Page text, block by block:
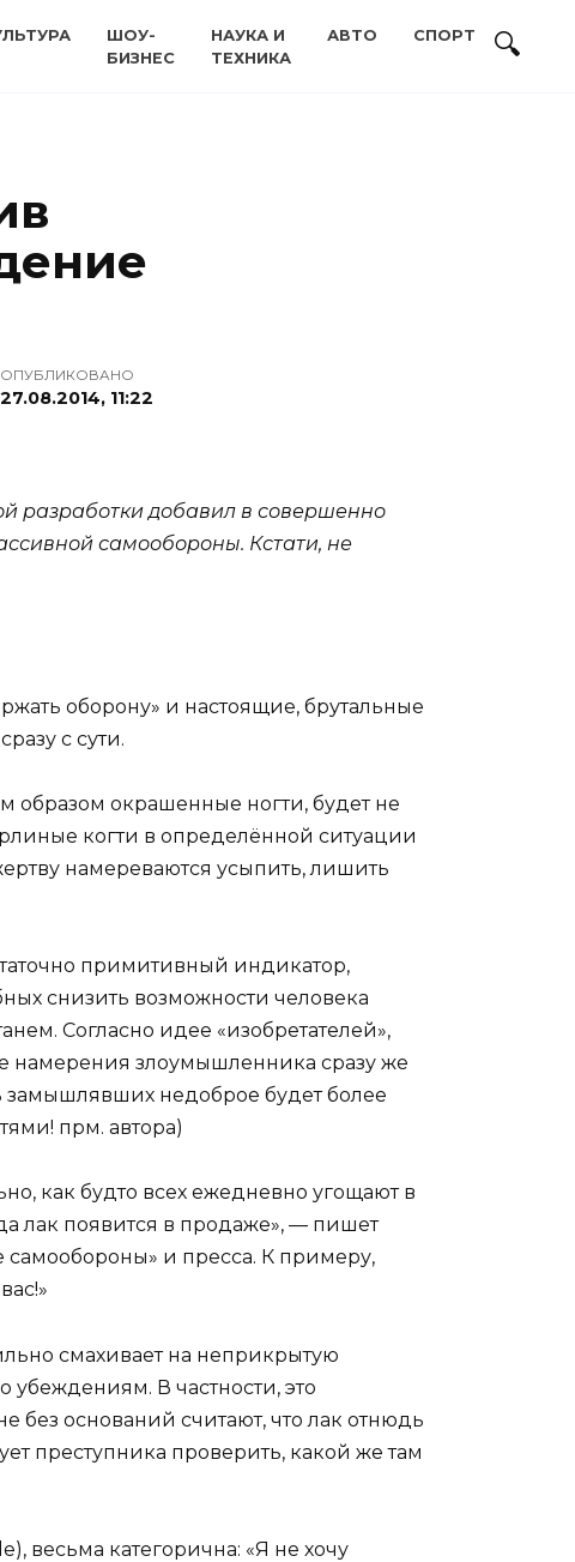
ШОУ-
БИЗНЕС
НАУКА И
ТЕХНИКА
АВТО СПОРТ
ОПУБЛИКОВАНО
27.08.2014, 11:22
разработки добавил в совершенно
самообороны. Кстати, не
оборону» и настоящие, брутальные
с сути.
окрашенные ногти, будет не
когти в определённой ситуации
намереваются усыпить, лишить
примитивный индикатор,
снизить возможности человека
Согласно идее «изобретателей»,
намерения злоумышленника сразу же
замышлявших недоброе будет более
прм. автора)
как будто всех ежедневно угощают в
лак появится в продаже», — пишет
и пресса. К примеру,
смахивает на неприкрытую
убеждениям. В частности, это
оснований считают, что лак отнюдь
преступника проверить, какой же там
весьма категорична: «Я не хочу